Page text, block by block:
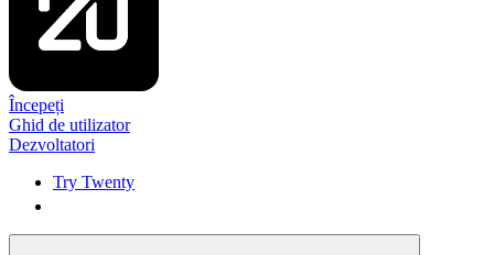
Începeți
Ghid de utilizator
Dezvoltatori
Try Twenty